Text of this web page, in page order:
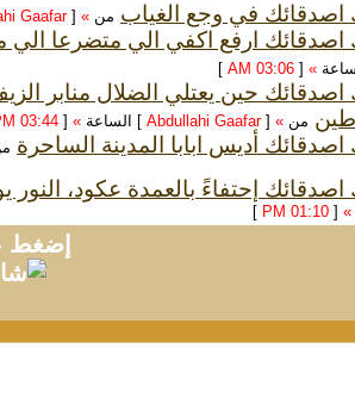
في وجع الغياب من »
[
Abdullahi Gaafar
ارفع اكفي الي متضرعا
»
[
03:06 AM
]
حين يعتلي الضلال منابر
من »
[
Abdullahi Gaafar ] الساعة »
[
03:44 PM
أديس ابابا المدينة الساحرة
إحتفاءً بالعمدة عكود،
»
[
01:10 PM
]
إضغط